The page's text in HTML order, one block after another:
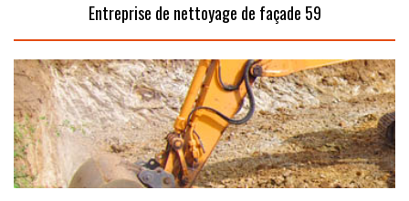
Entreprise de nettoyage de façade 59